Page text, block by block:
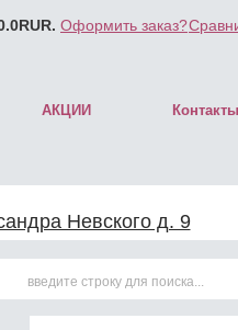
RUR. Оформить заказ?
АКЦИИ Контакты
Невского д. 9